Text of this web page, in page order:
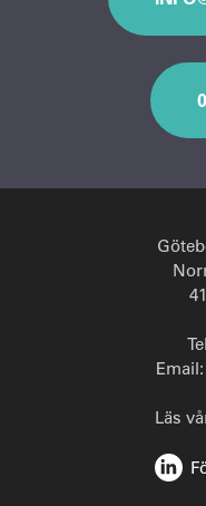
Email:
Läs